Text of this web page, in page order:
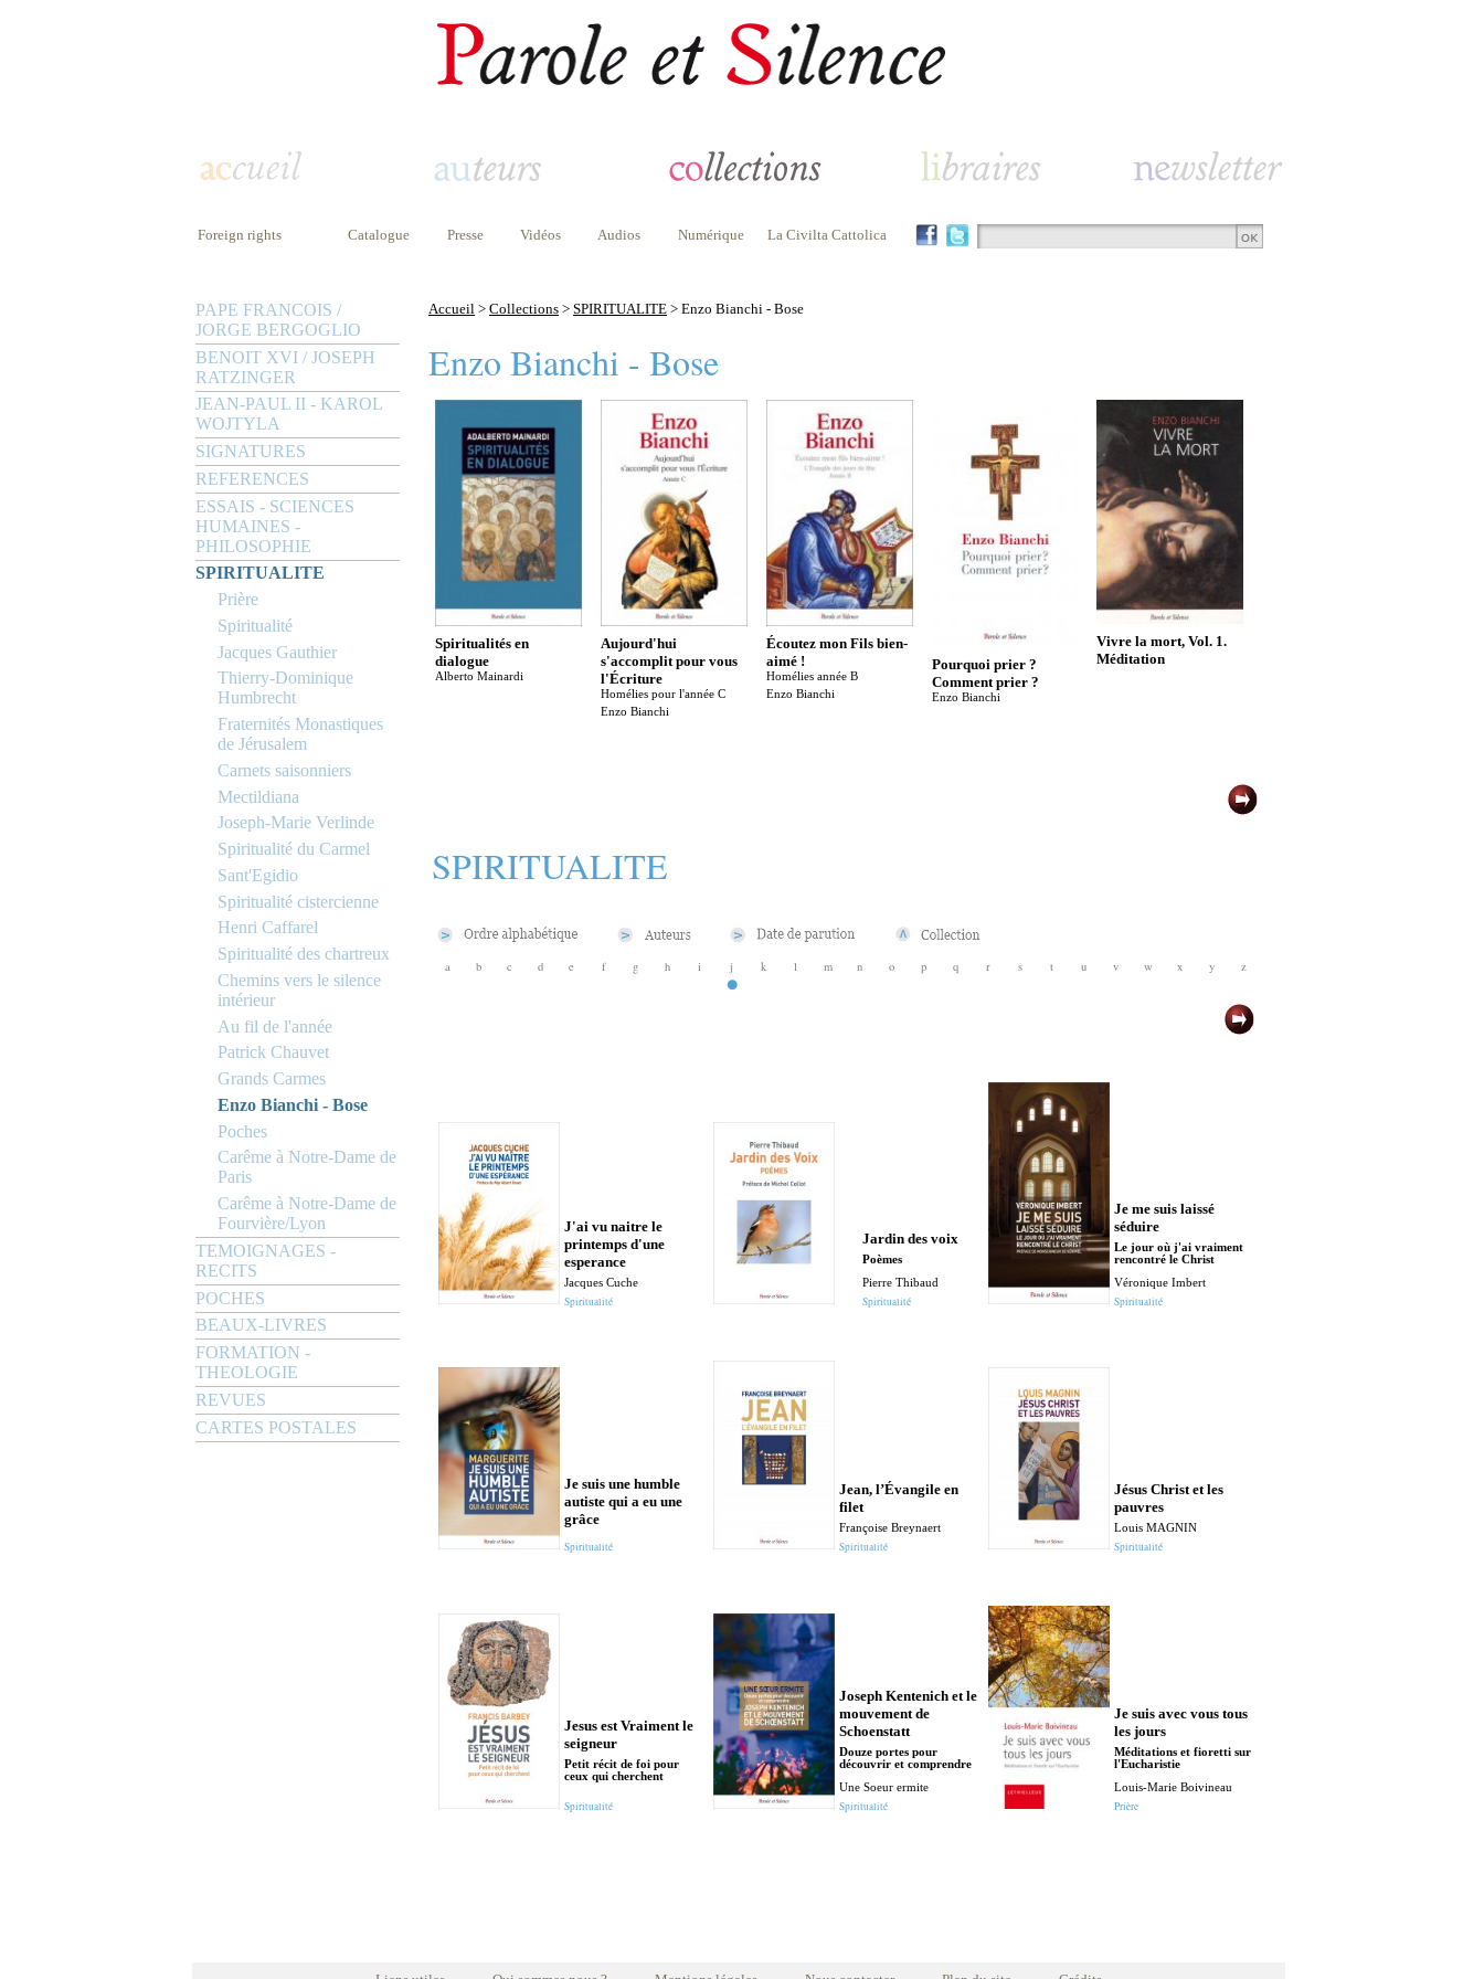
Foreign rights Catalogue Presse Vidéos Audios Numérique La Civilta Cattolica
PAPE FRANCOIS /
JORGE BERGOGLIO
BENOIT XVI / JOSEPH
RATZINGER
JEAN-PAUL II - KAROL
WOJTYLA
SIGNATURES
REFERENCES
ESSAIS - SCIENCES
HUMAINES -
PHILOSOPHIE
SPIRITUALITE
Prière
Spiritualité
Jacques Gauthier
Thierry-Dominique
Humbrecht
Fraternités Monastiques
de Jérusalem
Carnets saisonniers
Mectildiana
Joseph-Marie Verlinde
Spiritualité du Carmel
Sant'Egidio
Spiritualité cistercienne
Henri Caffarel
Spiritualité des chartreux
Chemins vers le silence
intérieur
Au fil de l'année
Patrick Chauvet
Grands Carmes
Enzo Bianchi - Bose
Poches
Carême à Notre-Dame de
Paris
Carême à Notre-Dame de
Fourvière/Lyon
TEMOIGNAGES -
RECITS
POCHES
BEAUX-LIVRES
FORMATION -
THEOLOGIE
REVUES
CARTES POSTALES
Accueil > Collections > SPIRITUALITE > Enzo Bianchi - Bose
Enzo Bianchi - Bose
Spiritualités en
dialogue
Alberto Mainardi
Aujourd'hui
s'accomplit pour vous
l'Écriture
Homélies pour l'année C
Enzo Bianchi
Écoutez mon Fils bien-
aimé !
Homélies année B
Enzo Bianchi
Pourquoi prier ?
Comment prier ?
Enzo Bianchi
Vivre la mort, Vol. 1.
Méditation
SPIRITUALITE
a b c d e f g h i j k l m n o p q r s t u v w x y z
J'ai vu naitre le
printemps d'une
esperance
Jacques Cuche
Spiritualité
Jardin des voix
Poèmes
Pierre Thibaud
Spiritualité
Je me suis laissé
séduire
Le jour où j'ai vraiment
rencontré le Christ
Véronique Imbert
Spiritualité
Je suis une humble
autiste qui a eu une
grâce
Spiritualité
Jean, l’Évangile en
filet
Françoise Breynaert
Spiritualité
Jésus Christ et les
pauvres
Louis MAGNIN
Spiritualité
Jesus est Vraiment le
seigneur
Petit récit de foi pour
ceux qui cherchent
Spiritualité
Joseph Kentenich et le
mouvement de
Schoenstatt
Douze portes pour
découvrir et comprendre
Une Soeur ermite
Spiritualité
Je suis avec vous tous
les jours
Méditations et fioretti sur
l'Eucharistie
Louis-Marie Boivineau
Prière